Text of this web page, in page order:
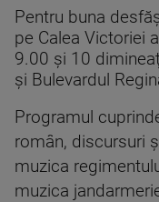
Pentru buna
pe Calea Victoriei
9.00 şi 10
şi Bulevardul
Programul
român, discursuri
muzica
muzica